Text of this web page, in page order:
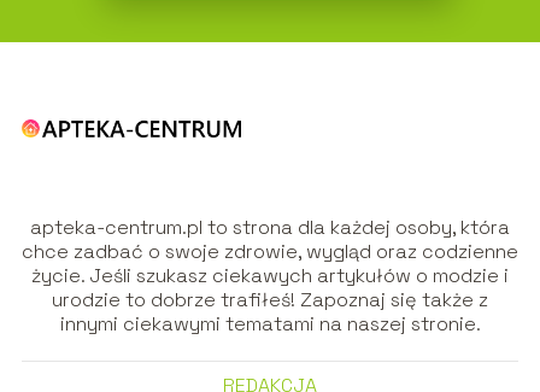
apteka-centrum.pl to strona dla każdej osoby, która
chce zadbać o swoje zdrowie, wygląd oraz codzienne
życie. Jeśli szukasz ciekawych artykułów o modzie i
urodzie to dobrze trafiłeś! Zapoznaj się także z
innymi ciekawymi tematami na naszej stronie.
REDAKCJA